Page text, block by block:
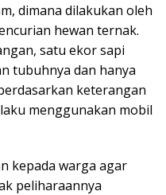
dimana dilakukan oleh
hewan ternak.
satu ekor sapi
tubuhnya dan hanya
keterangan
menggunakan mobil
kepada warga agar
peliharaannya